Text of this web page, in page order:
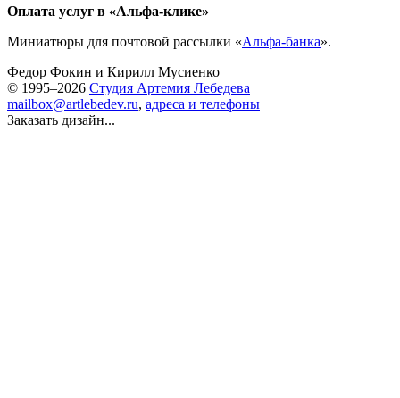
Оплата услуг в «Альфа-клике»
Миниатюры для почтовой рассылки «Альфа-банка».
Федор Фокин и Кирилл Мусиенко
© 1995–2026 Студия Артемия Лебедева
mailbox@artlebedev.ru, адреса и телефоны
Заказать дизайн...